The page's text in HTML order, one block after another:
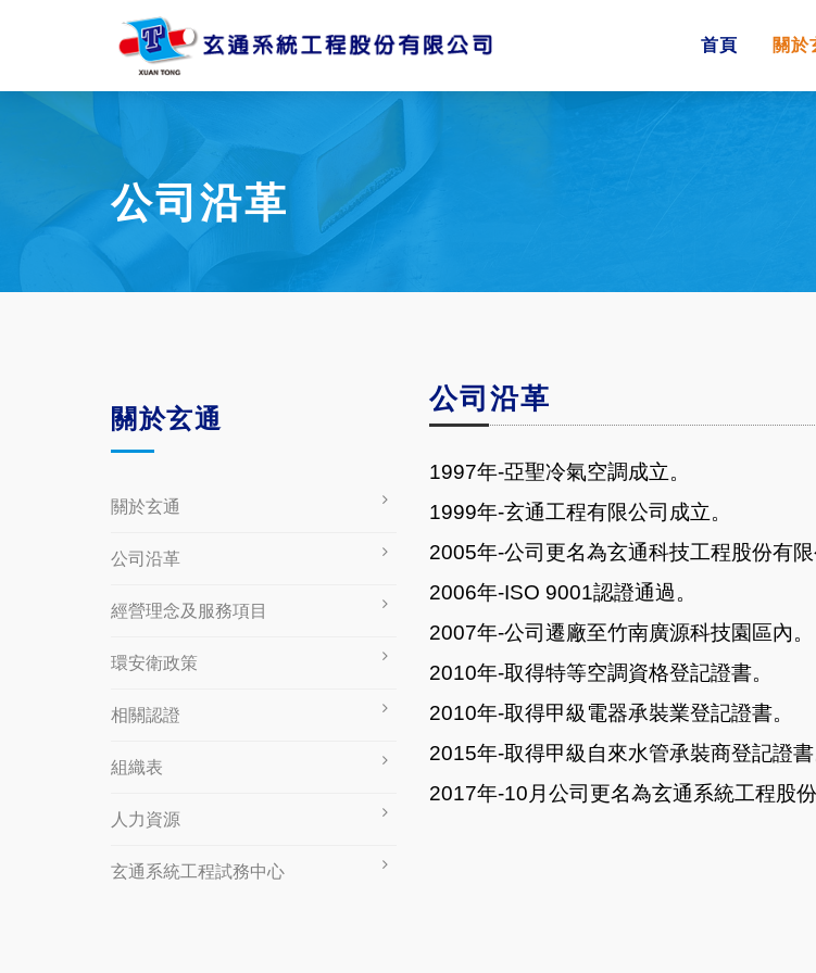
首頁 關於
公司沿革
關於玄通
關於玄通
公司沿革
經營理念及服務項目
環安衛政策
相關認證
組織表
人力資源
玄通系統工程試務中心
公司沿革
1997年-亞聖冷氣空調成立。
1999年-玄通工程有限公司成立。
2005年-公司更名為玄通科技工程股份有
2006年-ISO 9001認證通過。
2007年-公司遷廠至竹南廣源科技園區內。
2010年-取得特等空調資格登記證書。
2010年-取得甲級電器承裝業登記證書。
2015年-取得甲級自來水管承裝商登記證書
2017年-10月公司更名為玄通系統工程股